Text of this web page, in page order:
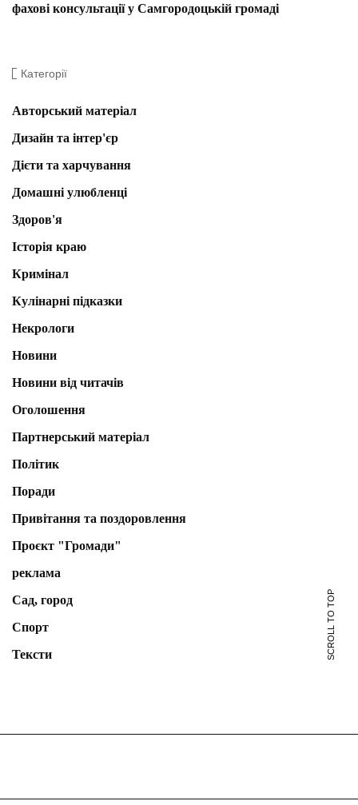
фахові консультації у Самгородоцькій громаді
Категорії
Авторський матеріал
Дизайн та інтер'єр
Дієти та харчування
Домашні улюбленці
Здоров'я
Історія краю
Кримінал
Кулінарні підказки
Некрологи
Новини
Новини від читачів
Оголошення
Партнерський матеріал
Політик
Поради
Привітання та поздоровлення
Проєкт "Громади"
реклама
Сад, город
Спорт
Тексти
SCROLL TO TOP